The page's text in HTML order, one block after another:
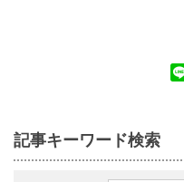
記事キーワード検索